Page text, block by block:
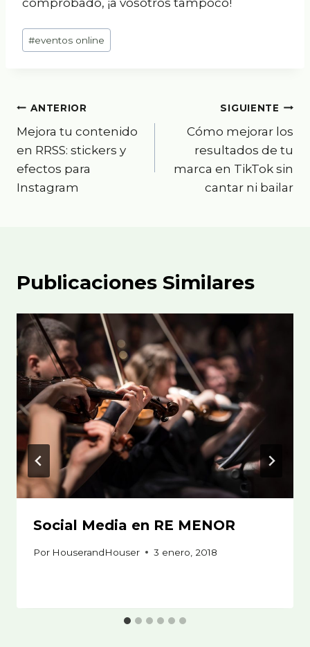
Etiquetas
de
#eventos online
Navegación
de
entradas
ANTERIOR
Mejora tu contenido
en RRSS: stickers y
efectos para
Instagram
SIGUIENTE
Cómo mejorar los
resultados de tu
marca en TikTok sin
cantar ni bailar
Publicaciones Similares
Social Media en RE MENOR
Por HouserandHouser 3 enero, 2018